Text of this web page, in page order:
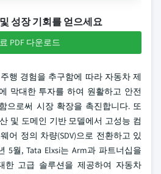
성장 기회를 얻으세요
PDF 다운로드
행 경험을 추구함에 따라 자동차 제
막대한 투자를 하여 원활하고 안전
으로써 시장 확장을 촉진합니다. 또
및 도메인 기반 모델에서 고성능 컴
어 정의 차량(SDV)으로 전환하고 있
5월, Tata Elxsi는 Arm과 파트너십을
한 고급 솔루션을 제공하여 자동차